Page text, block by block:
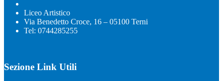
Liceo Artistico
Via Benedetto Croce, 16 – 05100 Terni
Tel: 0744285255
Sezione Link Utili